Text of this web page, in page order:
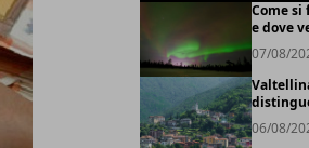
Come si
e dove
07/08/
06/08/